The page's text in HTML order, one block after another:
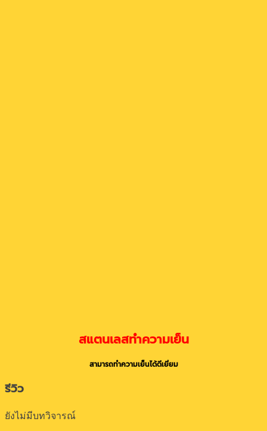
สแตนเลสทำความเย็น
สามารถทำความเย็นได้ดีเยี่ยม
รีวิว
ยังไม่มีบทวิจารณ์